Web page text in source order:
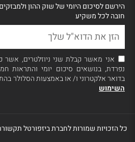
הירשם לסיכום היומי של שוק ההון
חובה לכל משקיע
אני מאשר קבלת שני ניוזלטרים,
נפרדת, בנושאים סיכום יומי והתראות
בדואר אלקטרוני ו/ או באמצעות הסלולר
השימוש
כל הזכויות שמורות לחברת ביזפורטל